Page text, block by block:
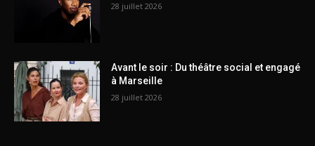
28 juillet 2026
Avant le soir : Du théâtre social et engagé
à Marseille
28 juillet 2026